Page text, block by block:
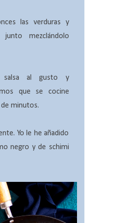
las verduras y
mezclándolo
salsa al gusto y
que se cocine
minutos.
Yo le he añadido
negro y de schimi